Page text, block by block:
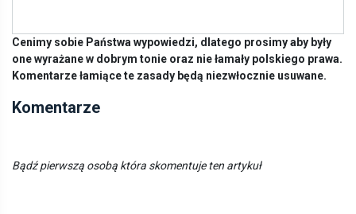
Cenimy sobie Państwa wypowiedzi, dlatego prosimy aby były
one wyrażane w dobrym tonie oraz nie łamały polskiego prawa.
Komentarze łamiące te zasady będą niezwłocznie usuwane.
Komentarze
Bądź pierwszą osobą która skomentuje ten artykuł